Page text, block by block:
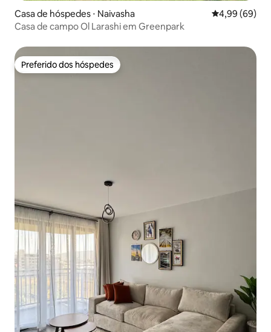
Casa de hóspedes ⋅ Naivasha 4,99 de uma
4,99 (69)
Casa de campo Ol Larashi em Greenpark
Preferido dos hóspedes
Preferido dos hóspedes